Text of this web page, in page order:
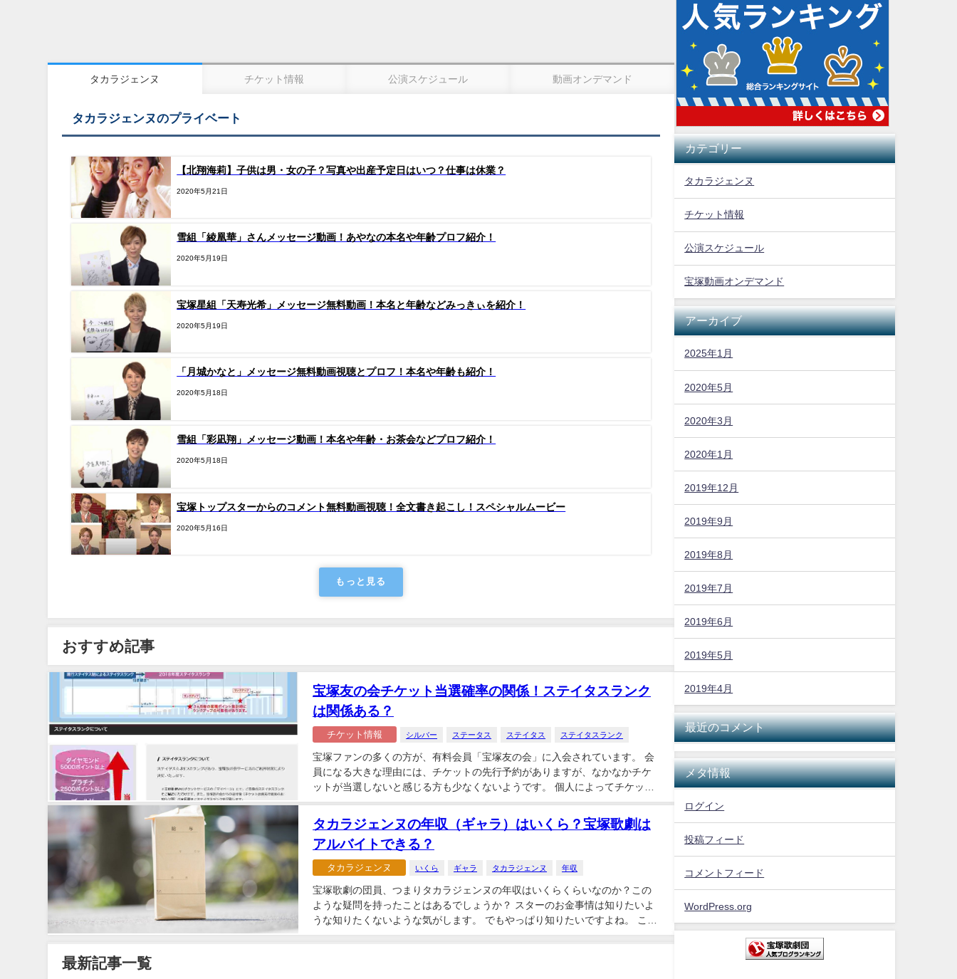
タカラジェンヌ チケット情報 公演スケジュール 動画オンデマンド
タカラジェンヌのプライベート
【北翔海莉】子供は男・女の子？写真や出産予定日はいつ？仕事は休業？
2020年5月21日
雪組「綾凰華」さんメッセージ動画！あやなの本名や年齢プロフ紹介！
2020年5月19日
宝塚星組「天寿光希」メッセージ無料動画！本名と年齢などみっきぃを紹介！
2020年5月19日
「月城かなと」メッセージ無料動画視聴とプロフ！本名や年齢も紹介！
2020年5月18日
雪組「彩凪翔」メッセージ動画！本名や年齢・お茶会などプロフ紹介！
2020年5月18日
宝塚トップスターからのコメント無料動画視聴！全文書き起こし！スペシャルムービー
2020年5月16日
もっと見る
おすすめ記事
宝塚友の会チケット当選確率の関係！ステイタスランク
は関係ある？
チケット情報 シルバー ステータス ステイタス ステイタスランク
宝塚ファンの多くの方が、有料会員「宝塚友の会」に入会されています。 会
員になる大きな理由には、チケットの先行予約がありますが、なかなかチケ
ットが当選しないと感じる方も少なくないようです。 個人によってチケット
当選確率は異なるものですが、確率...
タカラジェンヌの年収（ギャラ）はいくら？宝塚歌劇は
アルバイトできる？
タカラジェンヌ いくら ギャラ タカラジェンヌ 年収
宝塚歌劇の団員、つまりタカラジェンヌの年収はいくらくらいなのか？この
ような疑問を持ったことはあるでしょうか？ スターのお金事情は知りたいよ
うな知りたくないような気がします。 でもやっぱり知りたいですよね。 この
記事の中では、タカラジェンヌの...
最新記事一覧
カテゴリー
タカラジェンヌ
チケット情報
公演スケジュール
宝塚動画オンデマンド
アーカイブ
2025年1月
2020年5月
2020年3月
2020年1月
2019年12月
2019年9月
2019年8月
2019年7月
2019年6月
2019年5月
2019年4月
最近のコメント
メタ情報
ログイン
投稿フィード
コメントフィード
WordPress.org